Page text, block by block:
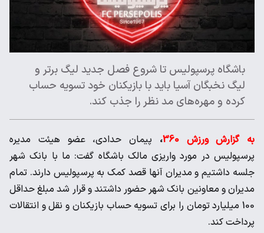
باشگاه پرسپولیس تا شروع فصل جدید لیگ برتر و
لیگ نخبگان آسیا باید با بازیکنان خود تسویه حساب
کرده و مهره‌های مد نظر را جذب کند.
به گزارش ورزش 360 ، پیمان حدادی، عضو هیئت مدیره
پرسپولیس در مورد واریزی مالک باشگاه گفت: ما با بانک شهر
جلسه داشتیم و مدیران آنها قصد کمک به پرسپولیس دارند. تمام
مدیران و معاونین بانک شهر حضور داشتند و قرار شد مبلغ حداقل
100 میلیارد تومان را برای تسویه حساب بازیکنان و نقل و انتقالات
پرداخت کند.